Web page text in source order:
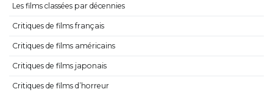
Les films classées par décennies
Critiques de films français
Critiques de films américains
Critiques de films japonais
Critiques de films d’horreur